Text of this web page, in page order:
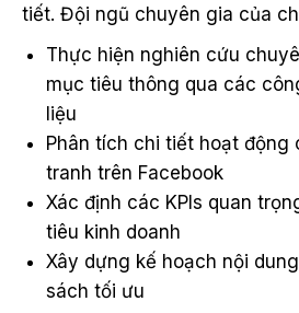
tiết. Đội ngũ chuyên gia của
Thực hiện nghiên cứu
mục tiêu thông qua các
liệu
Phân tích chi tiết hoạt động
tranh trên Facebook
Xác định các KPIs quan
tiêu kinh doanh
Xây dựng kế hoạch nội
sách tối ưu